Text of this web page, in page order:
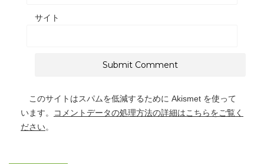
サイト
このサイトはスパムを低減するために Akismet を使って
います。
コメントデータの処理方法の詳細はこちらをご覧く
ださい。